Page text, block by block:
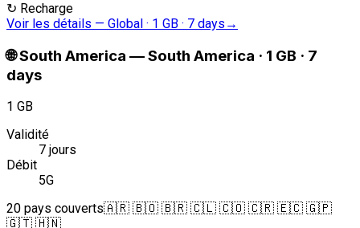
↻ Recharge
Voir les détails — Global · 1 GB · 7 days →
🌐South America —South America · 1 GB · 7
days
1 GB
Validité
7 jours
Débit
5G
20 pays couverts🇦🇷 🇧🇴 🇧🇷 🇨🇱 🇨🇴 🇨🇷 🇪🇨 🇬🇵
🇬🇹 🇭🇳